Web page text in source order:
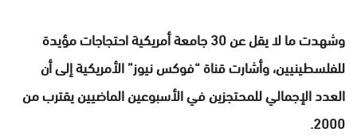
وشهدت ما لا يقل عن 30 جامعة أمريكية احتجاجات مؤيدة
للفلسطينيين، وأشارت قناة “فوكس نيوز” الأمريكية إلى أن
العدد الإجمالي للمحتجزين في الأسبوعين الماضيين يقترب من
2000.